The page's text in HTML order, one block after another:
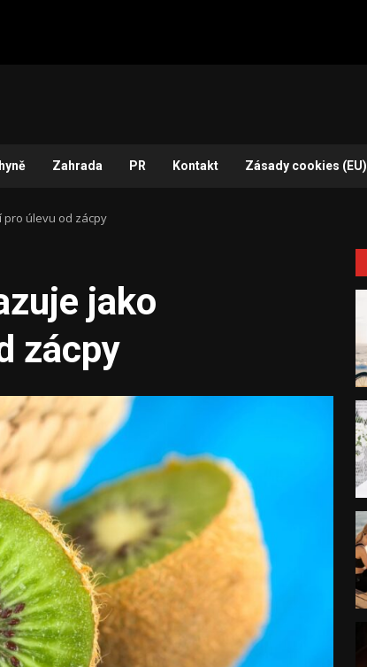
Zahrada PR Kontakt Zásady cookies (EU)
pro úlevu od zácpy
jako
zácpy